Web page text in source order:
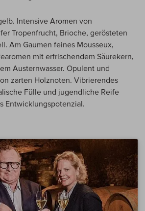
Intensive Aromen von
Tropenfrucht, Brioche, gerösteten
Am Gaumen feines Mousseux,
mit erfrischendem Säurekern,
Austernwasser. Opulent und
zarten Holznoten. Vibrierendes
Fülle und jugendliche Reife
Entwicklungspotenzial.